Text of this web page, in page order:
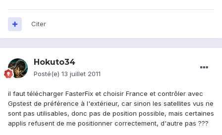
Citer
Hokuto34
Posté(e) 13 juillet 2011
il faut télécharger FasterFix et choisir France et contrôler avec
Gpstest de préférence à l'extérieur, car sinon les satellites vus ne
sont pas utilisables, donc pas de position possible, mais certaines
applis refusent de me positionner correctement, d'autre pas ???